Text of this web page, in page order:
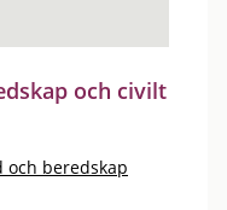
och civilt
och beredskap